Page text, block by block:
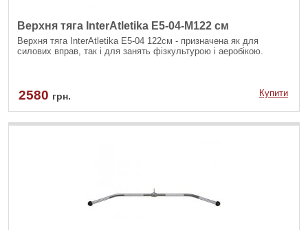
Верхня тяга InterAtletika E5-04-M122 см
Верхня тяга InterAtletika Е5-04 122см - призначена як для
силових вправ, так і для занять фізкультурою і аеробікою.
2580 грн. Купити